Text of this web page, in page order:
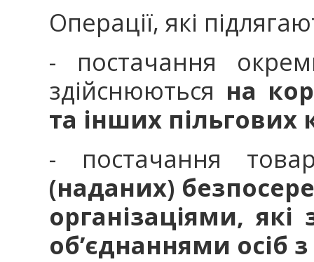
Операції, які
- постачання
здійснюються на
та інших пільгових
- постачання
(наданих)
організаціями,
об’єднаннями осіб